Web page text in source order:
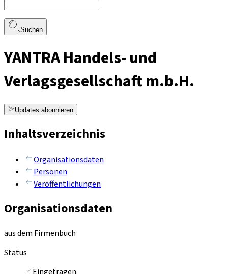
Suchen
YANTRA Handels- und
Verlagsgesellschaft m.b.H.
Updates abonnieren
Inhaltsverzeichnis
Organisationsdaten
Personen
Veröffentlichungen
Organisationsdaten
aus dem Firmenbuch
Status